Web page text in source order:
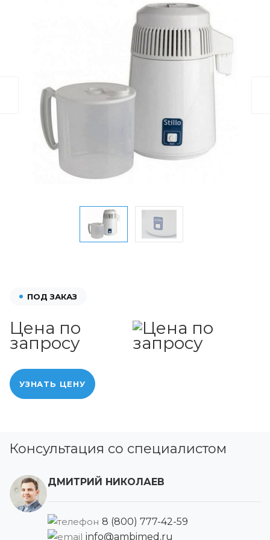
ПОД ЗАКАЗ
Цена по
запросу
УЗНАТЬ ЦЕНУ
Консультация со специалистом
ДМИТРИЙ НИКОЛАЕВ
8 (800) 777-42-59
info@ambimed.ru